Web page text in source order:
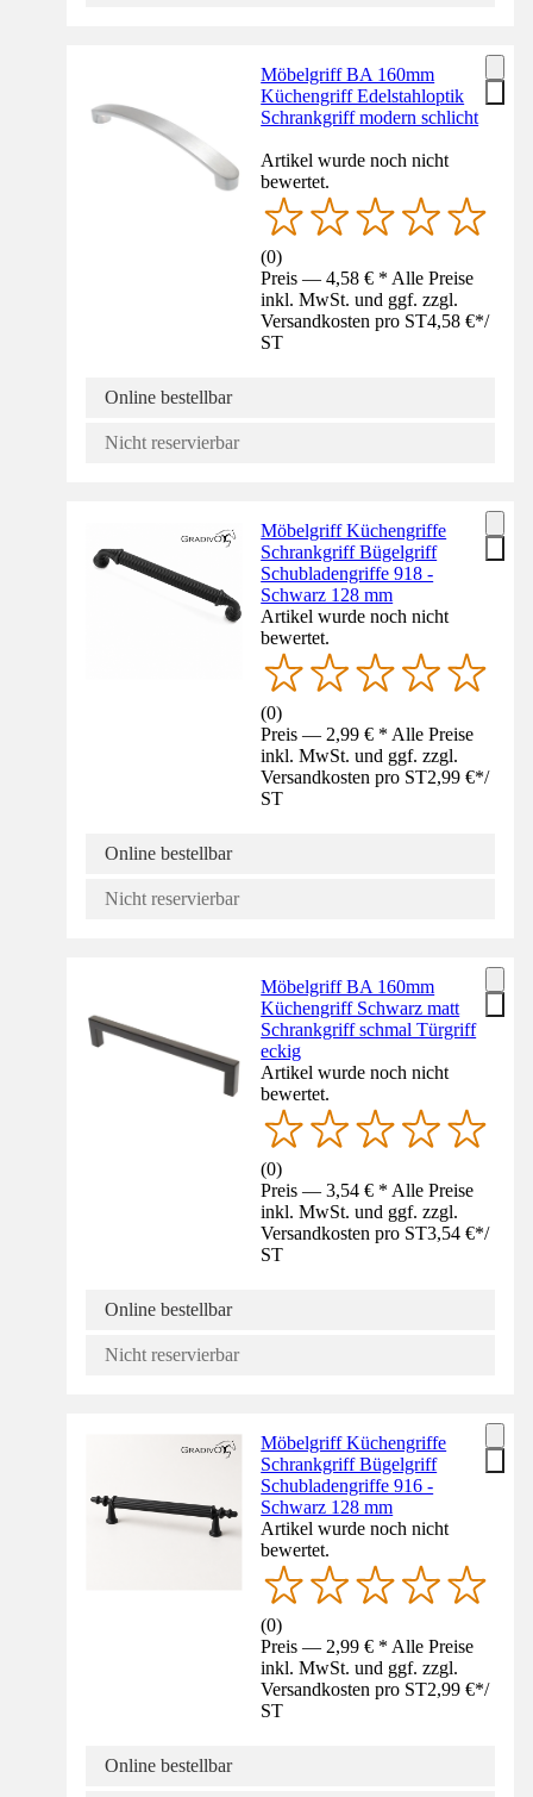
Möbelgriff BA 160mm
Küchengriff Edelstahloptik
Schrankgriff modern schlicht
Artikel wurde noch nicht
bewertet.
(0)
Preis — 4,58 € * Alle Preise
inkl. MwSt. und ggf. zzgl.
Versandkosten pro ST4,58 €*/
ST
Online bestellbar
Nicht reservierbar
Möbelgriff Küchengriffe
Schrankgriff Bügelgriff
Schubladengriffe 918 -
Schwarz 128 mm
Artikel wurde noch nicht
bewertet.
(0)
Preis — 2,99 € * Alle Preise
inkl. MwSt. und ggf. zzgl.
Versandkosten pro ST2,99 €*/
ST
Online bestellbar
Nicht reservierbar
Möbelgriff BA 160mm
Küchengriff Schwarz matt
Schrankgriff schmal Türgriff
eckig
Artikel wurde noch nicht
bewertet.
(0)
Preis — 3,54 € * Alle Preise
inkl. MwSt. und ggf. zzgl.
Versandkosten pro ST3,54 €*/
ST
Online bestellbar
Nicht reservierbar
Möbelgriff Küchengriffe
Schrankgriff Bügelgriff
Schubladengriffe 916 -
Schwarz 128 mm
Artikel wurde noch nicht
bewertet.
(0)
Preis — 2,99 € * Alle Preise
inkl. MwSt. und ggf. zzgl.
Versandkosten pro ST2,99 €*/
ST
Online bestellbar